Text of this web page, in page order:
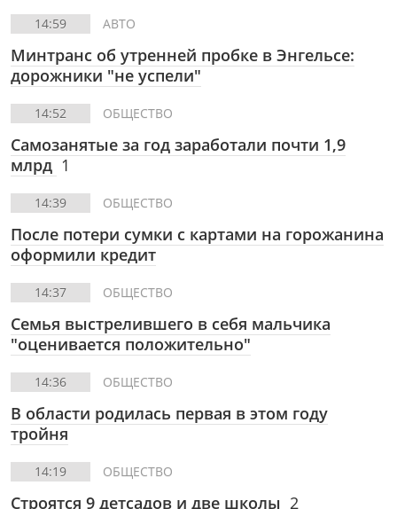
14:59 АВТО
Минтранс об утренней пробке в Энгельсе:
дорожники "не успели"
14:52 ОБЩЕСТВО
Самозанятые за год заработали почти 1,9
млрд 1
14:39 ОБЩЕСТВО
После потери сумки с картами на горожанина
оформили кредит
14:37 ОБЩЕСТВО
Семья выстрелившего в себя мальчика
"оценивается положительно"
14:36 ОБЩЕСТВО
В области родилась первая в этом году
тройня
14:19 ОБЩЕСТВО
Строятся 9 детсадов и две школы 2